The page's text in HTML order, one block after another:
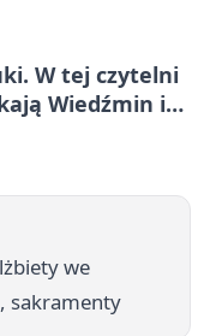
W tej czytelni
Wiedźmin i
we
sakramenty